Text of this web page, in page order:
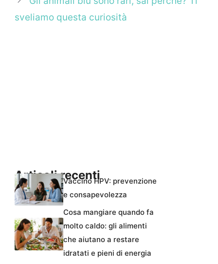
sveliamo questa curiosità
Articoli recentiVaccino HPV: prevenzione
e consapevolezza
Cosa mangiare quando fa
molto caldo: gli alimenti
che aiutano a restare
idratati e pieni di energia